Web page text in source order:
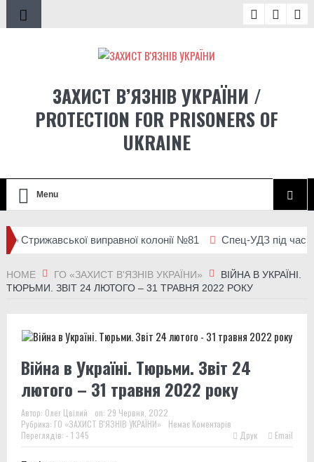
ЗАХИСТ В’ЯЗНІВ УКРАЇНИ /
PROTECTION FOR PRISONERS OF
UKRAINE
Menu
Стрижавської виправної колонії №81 Спец-УДЗ під час
людей із місць несвободи на тимчасово окупованих
HOME ГО «ЗАХИСТ В'ЯЗНІВ УКРАЇНИ»
ВІЙНА В УКРАЇНІ.
ТЮРЬМИ. ЗВІТ 24 ЛЮТОГО – 31 ТРАВНЯ 2022 РОКУ
Війна в Україні. Тюрьми. Звіт 24
лютого – 31 травня 2022 року
Автор: Олег Цвілий on: 29 Червня, 2022
Рубрика: ГО «ЗАХИСТ В'ЯЗНІВ УКРАЇНИ»
Немає Коментарів
Переглядів: - 1 345
Друк Email